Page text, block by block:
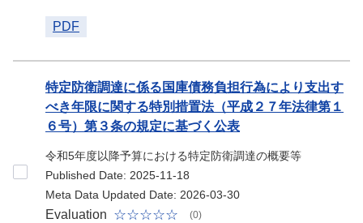
PDF
特定防衛調達に係る国庫債務負担行為により支出す
べき年限に関する特別措置法（平成２７年法律第１
６号）第３条の規定に基づく公表
令和5年度以降予算における特定防衛調達の概要等
Published Date: 2025-11-18
Meta Data Updated Date: 2026-03-30
Evaluation (0)